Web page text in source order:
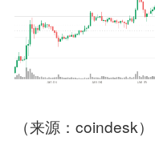
（来源：coindesk）